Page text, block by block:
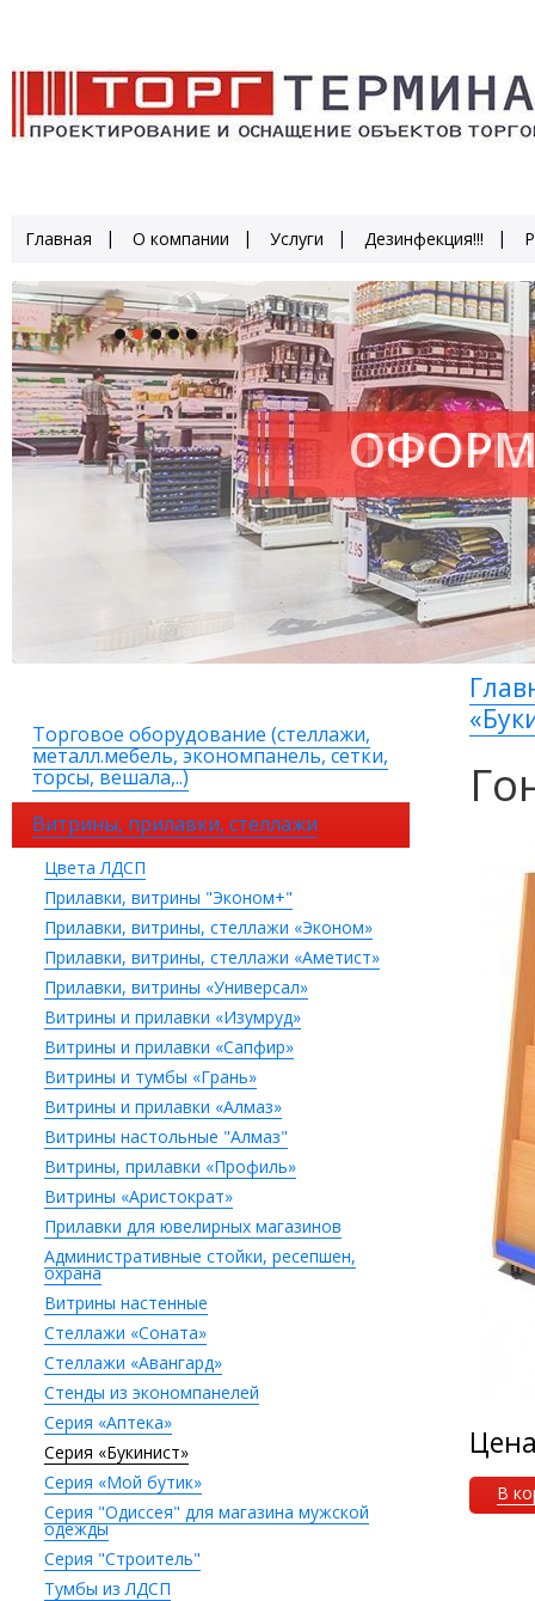
Главная О компании Услуги Дезинфекция!!!
Торговое оборудование (стеллажи,
металл.мебель, экономпанель, сетки,
торсы, вешала,..)
Витрины, прилавки, стеллажи
Цвета ЛДСП
Прилавки, витрины "Эконом+"
Прилавки, витрины, стеллажи «Эконом»
Прилавки, витрины, стеллажи «Аметист»
Прилавки, витрины «Универсал»
Витрины и прилавки «Изумруд»
Витрины и прилавки «Сапфир»
Витрины и тумбы «Грань»
Витрины и прилавки «Алмаз»
Витрины настольные "Алмаз"
Витрины, прилавки «Профиль»
Витрины «Аристократ»
Прилавки для ювелирных магазинов
Административные стойки, ресепшен,
охрана
Витрины настенные
Стеллажи «Соната»
Стеллажи «Авангард»
Стенды из экономпанелей
Серия «Аптека»
Серия «Букинист»
Серия «Мой бутик»
Серия "Одиссея" для магазина мужской
одежды
Серия "Строитель"
Тумбы из ЛДСП
В